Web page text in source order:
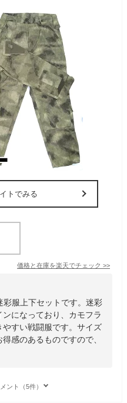
トでみる
価格と在庫を楽天でチェック >>
彩服上下セットです。迷彩
になっており、カモフラ
すい戦闘服です。サイズ
感のあるものですので、
ント（5件）